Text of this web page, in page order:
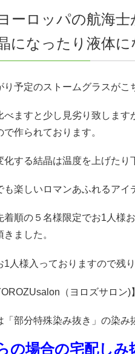
ーロッパの航海
になったり液体
り予定のストームグラスがこ
べますと少し見劣り致しま
作られております。
化する結晶は温度を上げたり
も楽しいロマンあふれるアイ
着順の５名様限定でお1人様
ました。
1人様入っておりますので残
（ヨロズサロン
「部分特殊染み抜き」の染み
の場合の宅配し